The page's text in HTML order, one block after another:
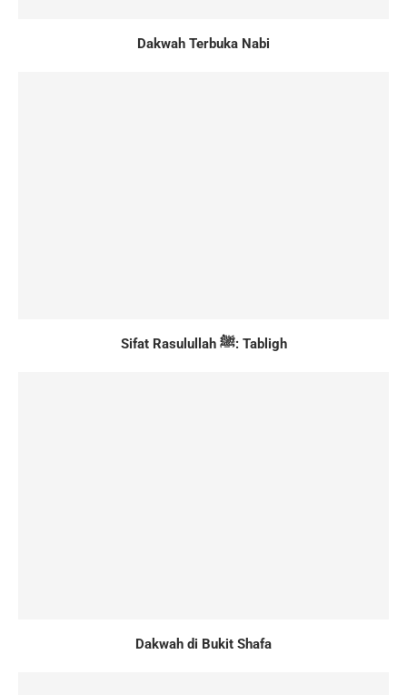
Dakwah Terbuka Nabi
Sifat Rasulullah ﷺ: Tabligh
Dakwah di Bukit Shafa